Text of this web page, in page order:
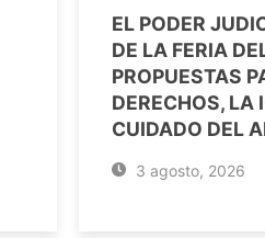
EL PODER
DE LA FERIA
PROPUESTAS
DERECHOS, LA
CUIDADO DEL
3 agosto, 2026